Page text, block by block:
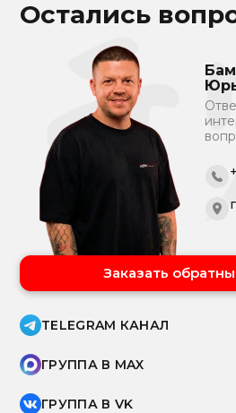
Остались
Заказать
TELEGRAM КАНАЛ
ГРУППА В MAX
ГРУППА В VK